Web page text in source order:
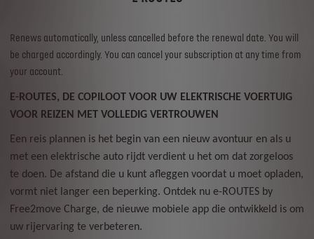
Renews automatically, unless cancelled before the renewal date. You will
be charged accordingly. You can cancel your subscription at any time from
your account.
E-ROUTES, DE COPILOOT VOOR UW ELEKTRISCHE VOERTUIG
VOOR REIZEN MET VOLLEDIG VERTROUWEN
Een reis plannen is het begin van een nieuw avontuur en als u
met een elektrische auto rijdt verdient u het om dat zorgeloos
te doen. De afstand die u kunt afleggen voordat u moet opladen,
vormt niet langer een beperking. Ontdek nu e-ROUTES by
Free2move Charge, de nieuwe mobiele app die ontwikkeld is om
uw rijervaring te verbeteren.